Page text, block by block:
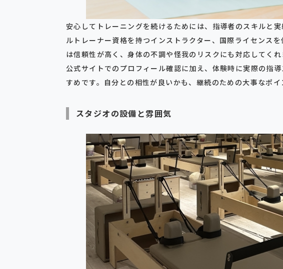
安心してトレーニングを続けるためには、指導者のスキルと
ルトレーナー資格を持つインストラクター、国際ライセンス
は信頼性が高く、身体の不調や怪我のリスクにも対応してくれ
公式サイトでのプロフィール確認に加え、体験時に実際の指
すめです。自分との相性が良いかも、継続のための大事なポイ
スタジオの設備と雰囲気